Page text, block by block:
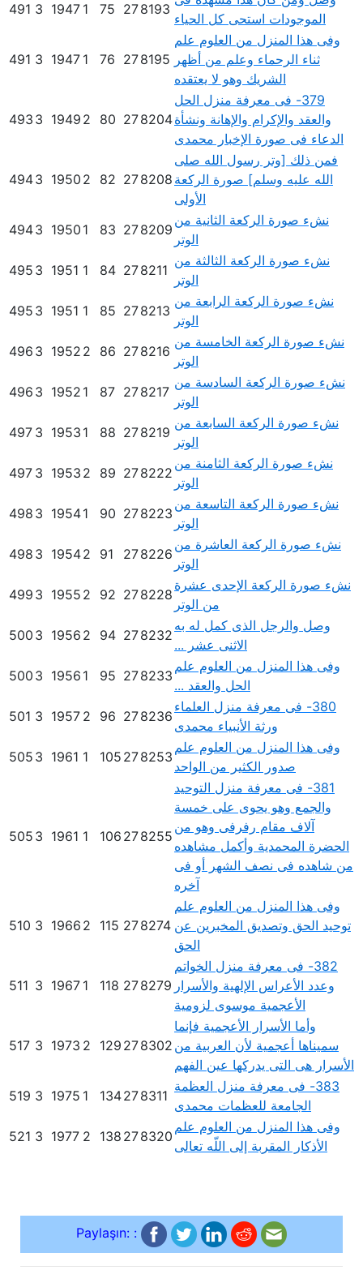
الموجودات استحى كل الحياء
8193
27
75
1
1947
3
491
وفى هذا المنزل من العلوم علم
ثناء الرحماء وعلم من أظهر
الشريك وهو لا يعتقده
8195
27
76
1
1947
3
491
379- فى معرفة منزل الحل
والعقد والإكرام والإهانة ونشأة
الدعاء فى صورة الإخبار محمدى
8204
27
80
2
1949
3
493
فمن ذلك [وتر رسول الله صلى
الله عليه وسلم] صورة الركعة
الأولى
8208
27
82
2
1950
3
494
نشء صورة الركعة الثانية من
الوتر
8209
27
83
1
1950
3
494
نشء صورة الركعة الثالثة من
الوتر
8211
27
84
1
1951
3
495
نشء صورة الركعة الرابعة من
الوتر
8213
27
85
1
1951
3
495
نشء صورة الركعة الخامسة من
الوتر
8216
27
86
2
1952
3
496
نشء صورة الركعة السادسة من
الوتر
8217
27
87
1
1952
3
496
نشء صورة الركعة السابعة من
الوتر
8219
27
88
1
1953
3
497
نشء صورة الركعة الثامنة من
الوتر
8222
27
89
2
1953
3
497
نشء صورة الركعة التاسعة من
الوتر
8223
27
90
1
1954
3
498
نشء صورة الركعة العاشرة من
الوتر
8226
27
91
2
1954
3
498
نشء صورة الركعة الإحدى عشرة
من الوتر
8228
27
92
2
1955
3
499
وصل والرجل الذى كمل له به
الاثنى عشر ...
8232
27
94
2
1956
3
500
وفى هذا المنزل من العلوم علم
الحل والعقد ...
8233
27
95
1
1956
3
500
380- فى معرفة منزل العلماء
ورثة الأنبياء محمدى
8236
27
96
2
1957
3
501
وفى هذا المنزل من العلوم علم
صدور الكثير من الواحد
8253
27
105
1
1961
3
505
381- فى معرفة منزل التوحيد
والجمع وهو يحوى على خمسة
آلاف مقام رفرفى وهو من
الحضرة المحمدية وأكمل مشاهده
من شاهده فى نصف الشهر أو فى
آخره
8255
27
106
1
1961
3
505
وفى هذا المنزل من العلوم علم
توحيد الحق وتصديق المخبرين عن
الحق
8274
27
115
2
1966
3
510
382- فى معرفة منزل الخواتم
وعدد الأعراس الإلهية والأسرار
الأعجمية موسوى لزومية
8279
27
118
1
1967
3
511
وأما الأسرار الأعجمية فإنما
سميناها أعجمية لأن العربية من
الأسرار هى التى يدركها عين الفهم
8302
27
129
2
1973
3
517
383- فى معرفة منزل العظمة
الجامعة للعظمات محمدى
8311
27
134
1
1975
3
519
وفى هذا المنزل من العلوم علم
الأذكار المقربة إلى اللّه تعالى
8320
27
138
2
1977
3
521
Paylaşın: :